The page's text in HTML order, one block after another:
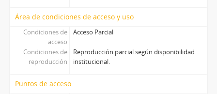
Área de condiciones de acceso y uso
Condiciones de
acceso
Acceso Parcial
Condiciones de
reproducción
Reproducción parcial según disponibilidad
institucional.
Puntos de acceso